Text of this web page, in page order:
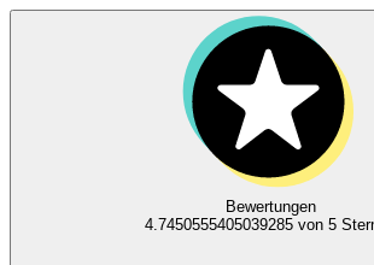
Bewertungen
4.7450555405039285 von 5